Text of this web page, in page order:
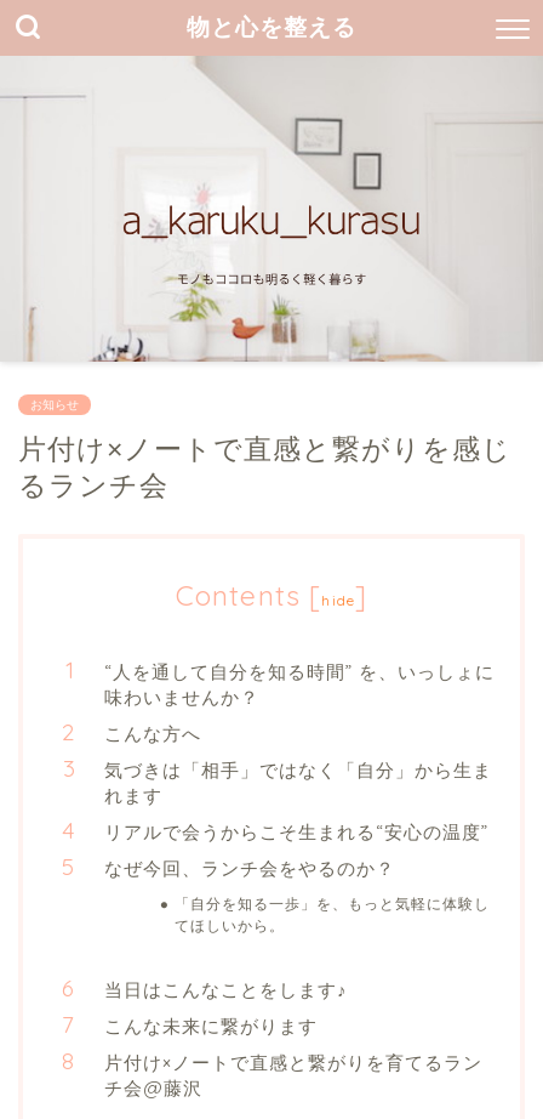
物と心を整える
お知らせ
片付け×ノートで直感と繋がりを感じ
るランチ会
Contents [ hide]
“人を通して自分を知る時間” を、いっしょに
味わいませんか？
こんな方へ
気づきは「相手」ではなく「自分」から生ま
れます
リアルで会うからこそ生まれる“安心の温度”
なぜ今回、ランチ会をやるのか？
「自分を知る一歩」を、もっと気軽に体験し
てほしいから。
当日はこんなことをします♪
こんな未来に繋がります
片付け×ノートで直感と繋がりを育てるラン
チ会@藤沢